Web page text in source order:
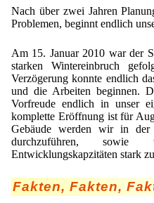
Kontakt
Sortieranlagen
Angebotsanfrage
Produktionsanlagen
Mikrokapseln
Mikroverkapselung
Lohnfertigung
Mietanlagen
Angebotsanfrage
Aromakapseln
Emulgatoren
Geschmacksmaskierung
Instant Kugeln
Katalysatorträger
Keramische Hohlkugeln
Polymere
Hf and ZrHf mixed
Ultra spherical
Ultra spherical
Des microbilles de
Fraunhofer UMSICHT
Jobbörse
Kontakt
Kontaktformular
Angebotsanfrage
Bewertungsseite
Suche
Mitgliederseiten
Neu Registrieren
Login
Nach über zwei Jahren
Problemen, beginnt endlich
Am 15. Januar 2010 war der
starken Wintereinbruch
Verzögerung konnte endlich
und die Arbeiten beginnen.
Vorfreude endlich in unser
komplette Eröffnung ist für
Gebäude werden wir in
durchzuführen, sowie
Entwicklungskapzitäten stark
Fakten, Fakten,